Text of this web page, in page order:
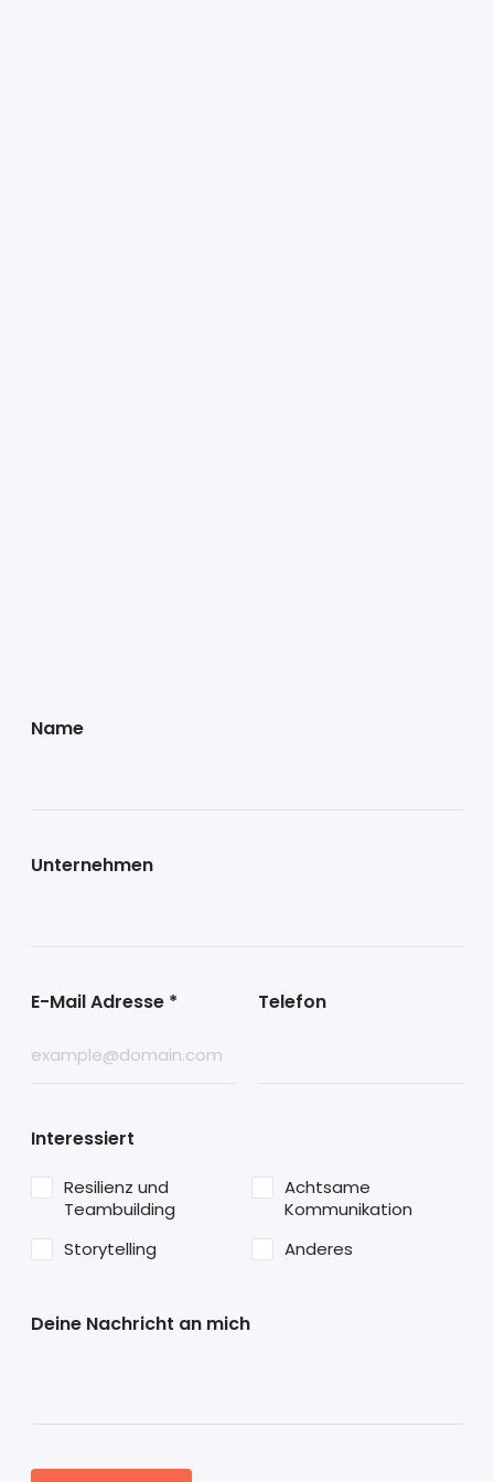
Name
Unternehmen
E-Mail Adresse * Telefon
Interessiert
Resilienz und
Teambuilding
Achtsame
Kommunikation
Storytelling
Anderes
Deine Nachricht an mich